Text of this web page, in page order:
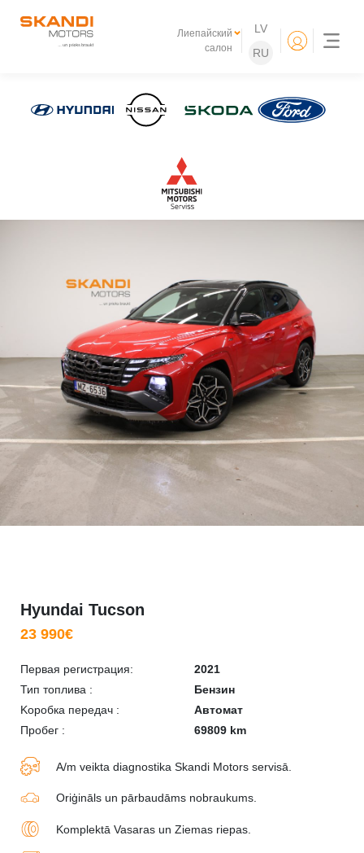
Лиепайский
салон
LV
RU
Hyundai Tucson
23 990€
Первая регистрация:
2021
Тип топлива :
Бензин
Kоробка передач :
Автомат
Пробег :
69809 km
A/m veikta diagnostika Skandi Motors servisā.
Oriģināls un pārbaudāms nobraukums.
Komplektā Vasaras un Ziemas riepas.